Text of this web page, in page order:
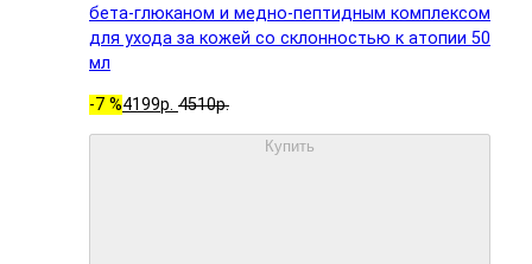
бета-глюканом и медно-пептидным комплексом
для ухода за кожей со склонностью к атопии 50
мл
-7 %4199р. 4510р.
Купить